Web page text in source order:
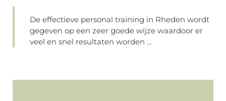
De effectieve personal training in Rheden wordt
gegeven op een zeer goede wijze waardoor er
veel en snel resultaten worden ...